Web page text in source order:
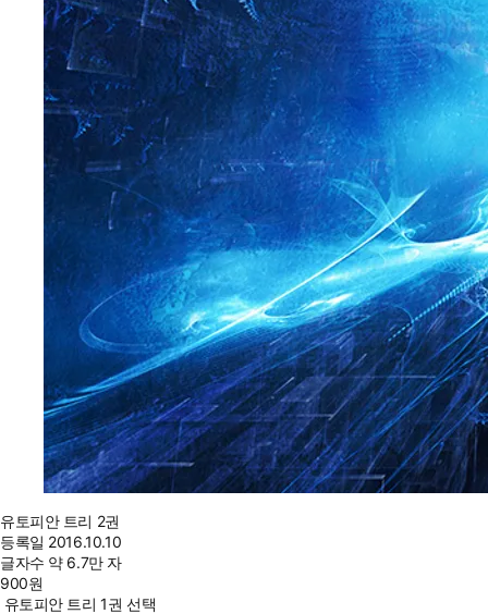
유토피안 트리 2권
등록일 2016.10.10
글자수 약 6.7만 자
900원
유토피안 트리 1권 선택